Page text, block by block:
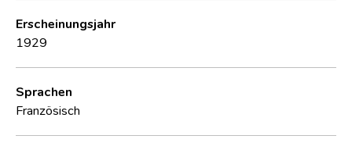
Erscheinungsjahr
1929
Sprachen
Französisch